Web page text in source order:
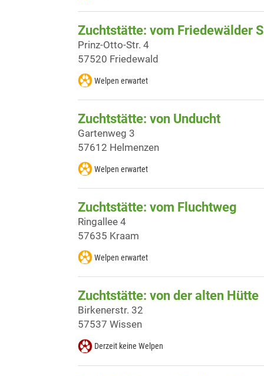
Zuchtstätte: vom Friedewälder
Prinz-Otto-Str. 4
57520 Friedewald
Welpen erwartet
Zuchtstätte: von Unducht
Gartenweg 3
57612 Helmenzen
Welpen erwartet
Zuchtstätte: vom Fluchtweg
Ringallee 4
57635 Kraam
Welpen erwartet
Zuchtstätte: von der alten Hütte
Birkenerstr. 32
57537 Wissen
Derzeit keine Welpen